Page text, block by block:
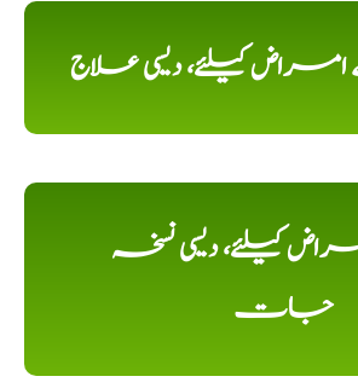
کیلئے، دیسی علاج
کیلئے، دیسی نسخہ
جات